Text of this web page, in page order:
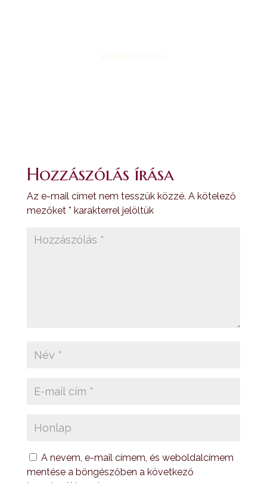
Hozzászólás írása
Az e-mail címet nem tesszük közzé. A kötelező
mezőket * karakterrel jelöltük
A nevem, e-mail címem, és weboldalcímem
mentése a böngészőben a következő